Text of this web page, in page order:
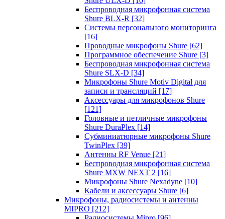
Беспроводная микрофонная система
Shure BLX-R [32]
Системы персонального мониторинга
[16]
Проводные микрофоны Shure [62]
Программное обеспечение Shure [3]
Беспроводная микрофонная система
Shure SLX-D [34]
Микрофоны Shure Motiv Digital для
записи и трансляций [17]
Аксессуары для микрофонов Shure
[121]
Головные и петличные микрофоны
Shure DuraPlex [14]
Субминиатюрные микрофоны Shure
TwinPlex [39]
Антенны RF Venue [21]
Беспроводная микрофонная система
Shure MXW NEXT 2 [16]
Микрофоны Shure Nexadyne [10]
Кабели и аксессуары Shure [6]
Микрофоны, радиосистемы и антенны
MIPRO [212]